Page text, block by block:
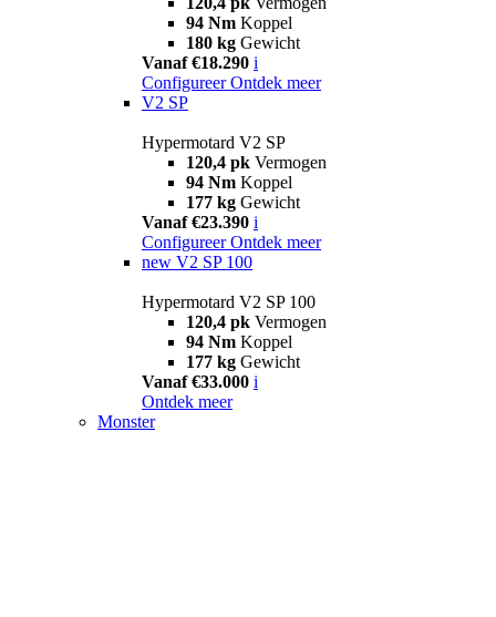
94 Nm Koppel
180 kg Gewicht
Vanaf €18.290 i
Configureer Ontdek meer
V2 SP
Hypermotard V2 SP
120,4 pk Vermogen
94 Nm Koppel
177 kg Gewicht
Vanaf €23.390 i
Configureer Ontdek meer
new V2 SP 100
Hypermotard V2 SP 100
120,4 pk Vermogen
94 Nm Koppel
177 kg Gewicht
Vanaf €33.000 i
Ontdek meer
Monster